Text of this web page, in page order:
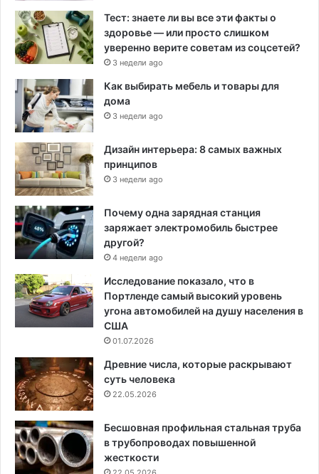
Тест: знаете ли вы все эти факты о
здоровье — или просто слишком
уверенно верите советам из соцсетей?
3 недели ago
Как выбирать мебель и товары для
дома
3 недели ago
Дизайн интерьера: 8 самых важных
принципов
3 недели ago
Почему одна зарядная станция
заряжает электромобиль быстрее
другой?
4 недели ago
Исследование показало, что в
Портленде самый высокий уровень
угона автомобилей на душу населения в
США
01.07.2026
Древние числа, которые раскрывают
суть человека
22.05.2026
Бесшовная профильная стальная труба
в трубопроводах повышенной
жесткости